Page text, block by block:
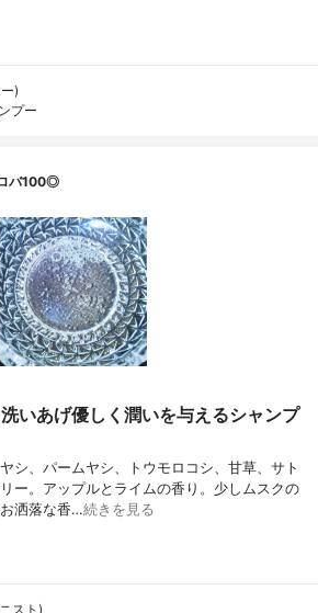
)
プー
バ100◎
いあげ優しく潤いを与えるシャンプ
シ、パームヤシ、トウモロコシ、甘草、サト
ー。アップルとライムの香り。少しムスクの
洒落な香…続きを見る
スト)